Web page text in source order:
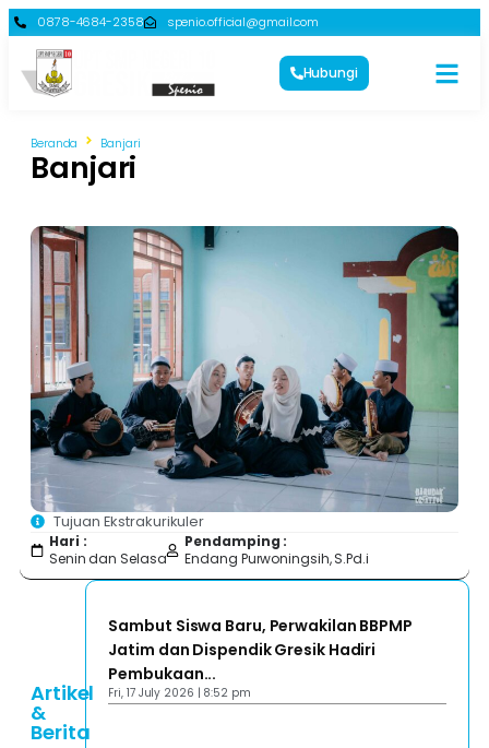
0878-4684-2358 spenio.official@gmail.com
Hubungi
Beranda Banjari
Banjari
Tujuan Ekstrakurikuler
Hari :
Senin dan Selasa
Pendamping :
Endang Purwoningsih, S.Pd.i
Artikel
&
Berita
Sambut Siswa Baru, Perwakilan BBPMP
Jatim dan Dispendik Gresik Hadiri
Pembukaan...
Fri, 17 July 2026 | 8:52 pm